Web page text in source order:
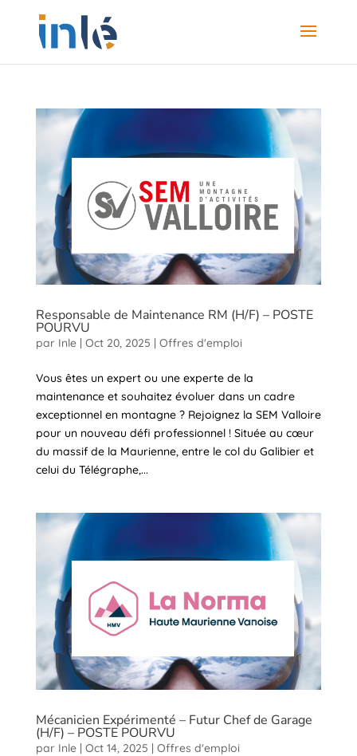
Responsable de Maintenance RM (H/F) – POSTE
POURVU
par Inle| Oct 20, 2025 Offres d'emploi
Vous êtes un expert ou une experte de la
maintenance et souhaitez évoluer dans un cadre
exceptionnel en montagne ? Rejoignez la SEM Valloire
pour un nouveau défi professionnel ! Située au cœur
du massif de la Maurienne, entre le col du Galibier et
celui du Télégraphe,...
Mécanicien Expérimenté – Futur Chef de Garage
(H/F) – POSTE POURVU
par Inle| Oct 14, 2025 | Offres d'emploi